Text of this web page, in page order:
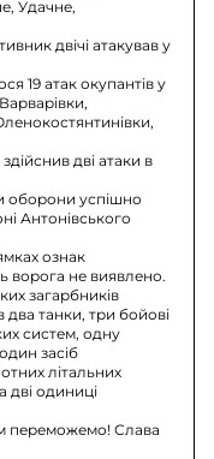
Удачне,
двічі атакував у
19 атак окупантів у
дві атаки в
оборони успішно
Антонівського
ознак
ворога не виявлено.
загарбників
два танки, три бойові
систем, одну
засіб
літальних
дві одиниці
переможемо! Слава